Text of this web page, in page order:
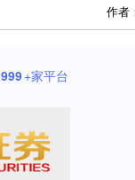
作者
999+家平台